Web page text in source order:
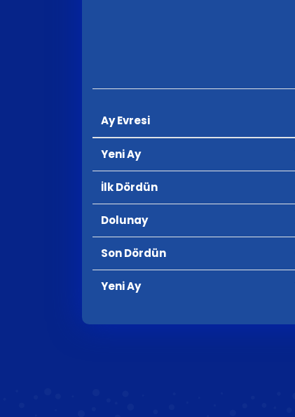
Ay Evresi
Yeni Ay
İlk Dördün
Dolunay
Son Dördün
Yeni Ay